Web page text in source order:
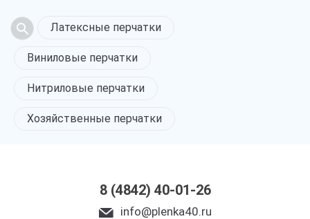
Латексные перчатки
Виниловые перчатки
Нитриловые перчатки
Хозяйственные перчатки
8 (4842) 40-01-26
info@plenka40.ru